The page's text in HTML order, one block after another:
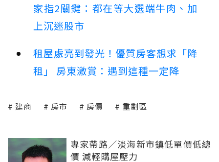
家指2關鍵：都在等大選端牛肉、加
上沉迷股市
租屋處亮到發光！優質房客想求「降
租」 房東激賞：遇到這種一定降
建商 房市 房價 重劃區
專家帶路／淡海新市鎮低單價低總
價 減輕購屋壓力